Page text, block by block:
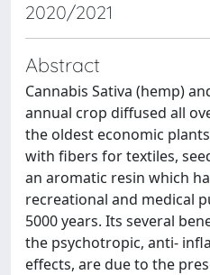
2020/2021
Abstract
Cannabis Sativa (hemp)
annual crop diffused all
the oldest economic
with fibers for textiles,
an aromatic resin which
recreational and medical
5000 years. Its several
the psychotropic, anti-
effects, are due to the